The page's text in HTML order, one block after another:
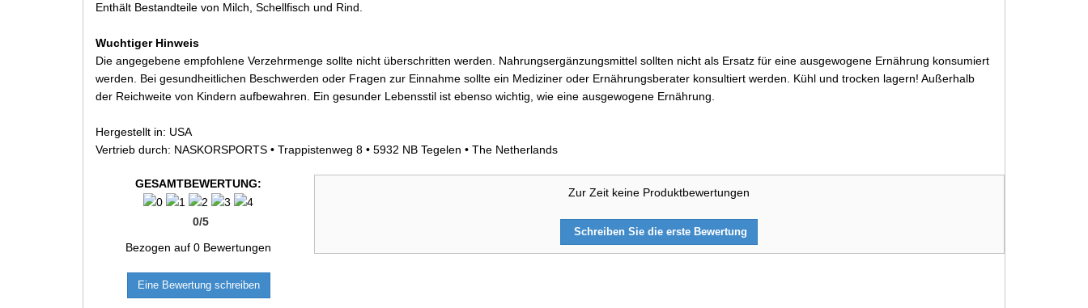
Enthält Bestandteile von Milch, Schellfisch und Rind.
Wuchtiger Hinweis
Die angegebene empfohlene Verzehrmenge sollte nicht überschritten werden. Nahrungsergänzungsmittel sollten nicht als Ersatz für eine ausgewogene Ernährung konsumiert
werden. Bei gesundheitlichen Beschwerden oder Fragen zur Einnahme sollte ein Mediziner oder Ernährungsberater konsultiert werden. Kühl und trocken lagern! Außerhalb
der Reichweite von Kindern aufbewahren. Ein gesunder Lebensstil ist ebenso wichtig, wie eine ausgewogene Ernährung.
Hergestellt in: USA
Vertrieb durch: NASKORSPORTS • Trappistenweg 8 • 5932 NB Tegelen • The Netherlands
GESAMTBEWERTUNG:
0/5
Bezogen auf0 Bewertungen
Eine Bewertung schreiben
Zur Zeit keine Produktbewertungen
Schreiben Sie die erste Bewertung